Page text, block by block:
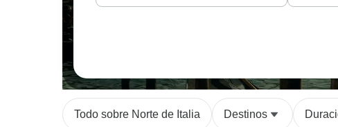
Todo sobre Norte de Italia Destinos